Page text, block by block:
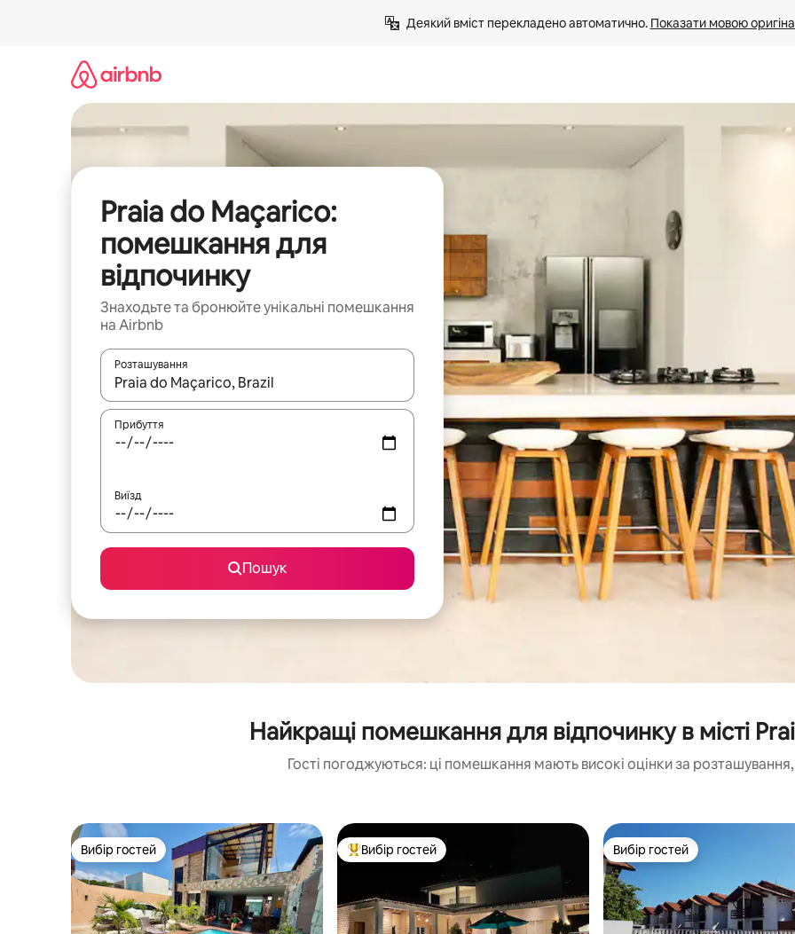
Деякий вміст перекладено автоматично. Показати мовою
Praia do Maçarico:
помешкання для
відпочинку
Знаходьте та бронюйте унікальні помешкання
на Airbnb
Розташування
Отримавши результати пошуку, використовуйте для навігації сторінкою клавіші зі стрілками вгору та вниз або
Прибуття
Виїзд
Пошук
Найкращі помешкання для відпочинку в місті
Гості погоджуються: ці помешкання мають високі оцінки за
Вибір гостей
Вибір гостей Топ вибір гостей
Вибір гостей Вибір гостей
Вибір гостей